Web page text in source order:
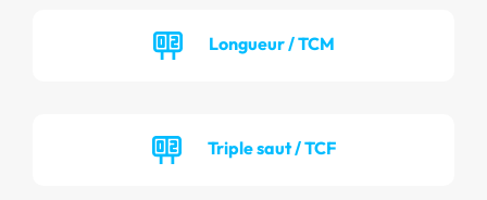
Longueur / TCM
Triple saut / TCF